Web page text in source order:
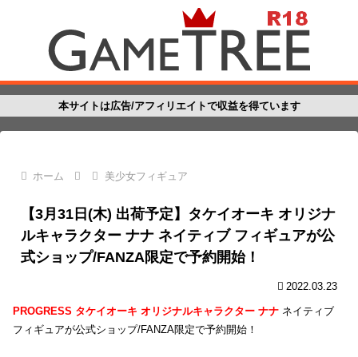
本サイトは広告/アフィリエイトで収益を得ています
ホーム 美少女フィギュア
【3月31日(木) 出荷予定】タケイオーキ オリジナ
ルキャラクター ナナ ネイティブ フィギュアが公
式ショップ/FANZA限定で予約開始！
2022.03.23
PROGRESS タケイオーキ オリジナルキャラクター ナナ ネイティブ
フィギュアが公式ショップ/FANZA限定で予約開始！